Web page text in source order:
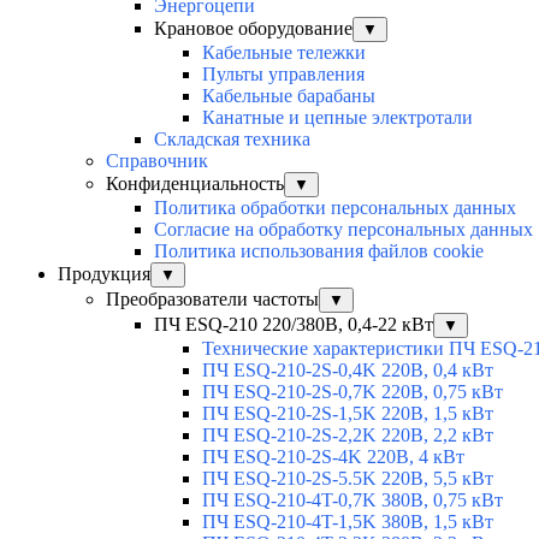
Энергоцепи
Крановое оборудование
▼
Кабельные тележки
Пульты управления
Кабельные барабаны
Канатные и цепные электротали
Складская техника
Справочник
Конфиденциальность
▼
Политика обработки персональных данных
Согласие на обработку персональных данных
Политика использования файлов cookie
Продукция
▼
Преобразователи частоты ▼
ПЧ ESQ-210 220/380В, 0,4-22 кВт ▼
Технические характеристики ПЧ ESQ-
ПЧ ESQ-210-2S-0,4K 220В, 0,4 кВт
ПЧ ESQ-210-2S-0,7K 220В, 0,75 кВт
ПЧ ESQ-210-2S-1,5K 220В, 1,5 кВт
ПЧ ESQ-210-2S-2,2K 220В, 2,2 кВт
ПЧ ESQ-210-2S-4K 220В, 4 кВт
ПЧ ESQ-210-2S-5.5K 220В, 5,5 кВт
ПЧ ESQ-210-4T-0,7K 380В, 0,75 кВт
ПЧ ESQ-210-4T-1,5K 380В, 1,5 кВт